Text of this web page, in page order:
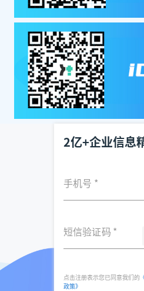
2亿+企业信息
手机号 *
短信验证码 *
点击注册表示您已同意我们的
政策》